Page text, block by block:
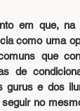
em que,
como uma
que
de
e dos
no